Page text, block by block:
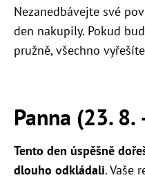
Nezanedbávejte své
den nakupily. Pokud
pružně, všechno
Panna (23. 8.
Tento den úspěšně
dlouho odkládali. Vaše